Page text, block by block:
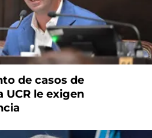
de casos de
UCR le exigen